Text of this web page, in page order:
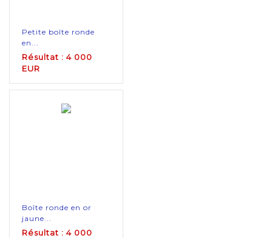
Petite boîte ronde
en...
Résultat : 4 000
EUR
Boîte ronde en or
jaune...
Résultat : 4 000